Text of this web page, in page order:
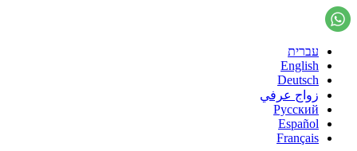
עברית
English
Deutsch
زواج عرفي
Русский
Español
Français